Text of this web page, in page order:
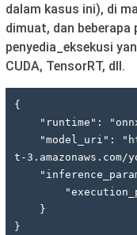
dalam kasus ini), di
dimuat, dan
penyedia_eksekusi
CUDA, TensorRT, dll.
{
t-3.amazonaws.com/
}